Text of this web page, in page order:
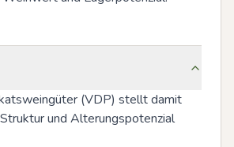
(VDP) stellt damit
und Alterungspotenzial